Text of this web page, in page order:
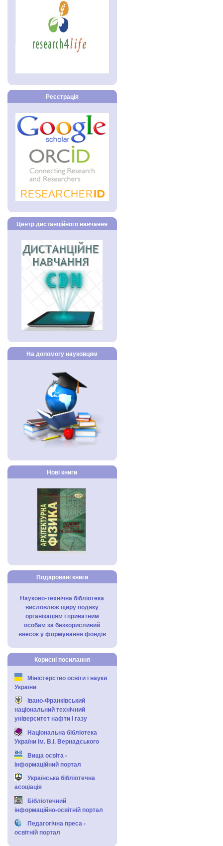
Реєстрація
Центр дистанційного навчання
На допомогу науковцям
Нові книги
Подаровані книги
Науково-технічна бібліотека
висловлює щиру подяку
організаціям і приватним
особам за безкорисливий
внесок у формування фондів
Корисні посилання
Міністерство освіти і науки
України
Івано-Франківський
національний технічний
університет нафти і газу
Національна бібліотека
України ім. В.І. Вернадського
Вища освіта -
інформаційний портал
Українська бібліотечна
асоціація
Бібліотечний
інформаційно-освітній портал
Педагогічна преса -
освітній портал